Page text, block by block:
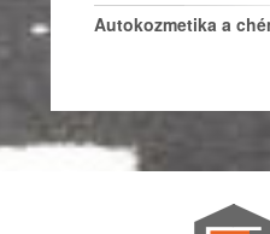
Autokozmetika a